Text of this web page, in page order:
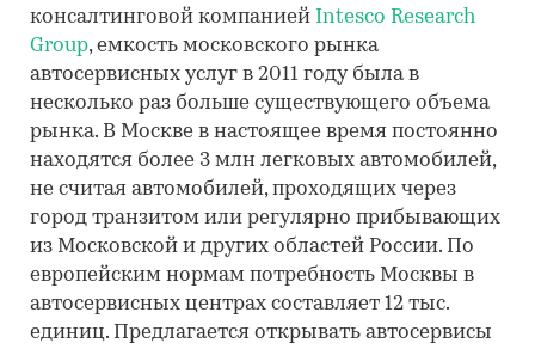
консалтинговой компанией Intesco Research
Group, емкость московского рынка
автосервисных услуг в 2011 году была в
несколько раз больше существующего объема
рынка. В Москве в настоящее время постоянно
находятся более 3 млн легковых автомобилей,
не считая автомобилей, проходящих через
город транзитом или регулярно прибывающих
из Московской и других областей России. По
европейским нормам потребность Москвы в
автосервисных центрах составляет 12 тыс.
единиц. Предлагается открывать автосервисы